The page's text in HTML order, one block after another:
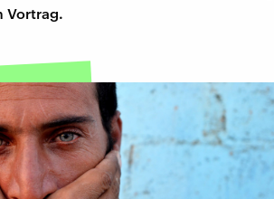
Vortrag.